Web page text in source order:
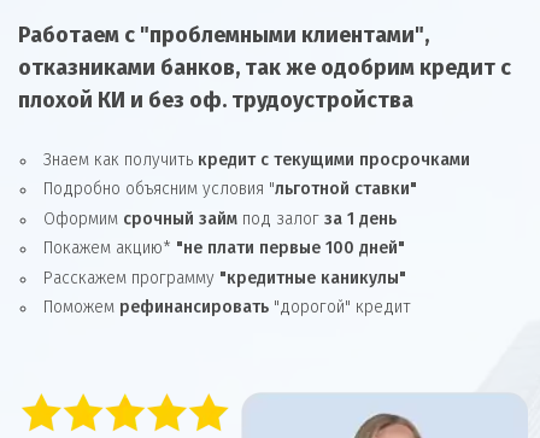
Работаем с "проблемными клиентами",
отказниками банков, так же одобрим кредит с
плохой КИ и без оф. трудоустройства
Знаем как получить кредит с текущими просрочками
Подробно объясним условия "льготной ставки"
Оформим срочный займ под залог за 1 день
Покажем акцию* "не плати первые 100 дней"
Расскажем программу "кредитные каникулы"
Поможем рефинансировать "дорогой" кредит